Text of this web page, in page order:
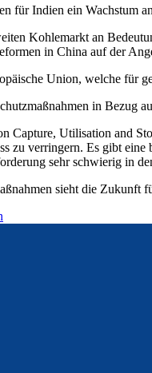
für Indien ein Wachstum
Kohlemarkt an
in China auf der
Union, welche für
in Bezug
Capture, Utilisation and
zu verringern. Es gibt
sehr schwierig in
sieht die Zukunft